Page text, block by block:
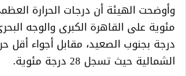
درجة بجنوب الصعيد، مقابل أجواء أقل
الشمالية حيث تسجل 28 درجة مئوية.